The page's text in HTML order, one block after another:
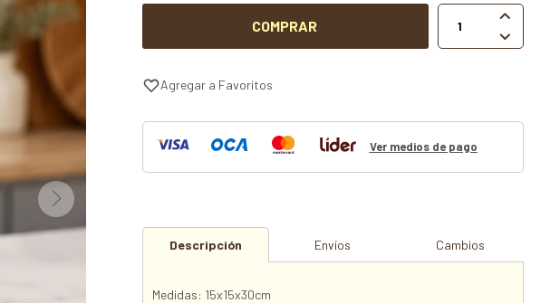
COMPRAR


Ver medios de pago
Descripción Envíos Cambios
Medidas: 15x15x30cm